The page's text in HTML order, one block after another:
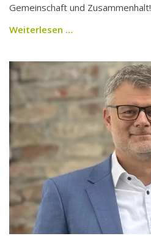
Gemeinschaft und Zusammenhalt!
Weiterlesen …